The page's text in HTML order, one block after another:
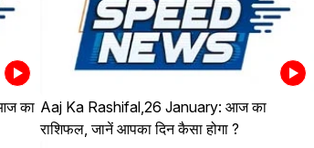
का Aaj Ka Rashifal,26 January: आज का
राशिफल, जानें आपका दिन कैसा होगा ?